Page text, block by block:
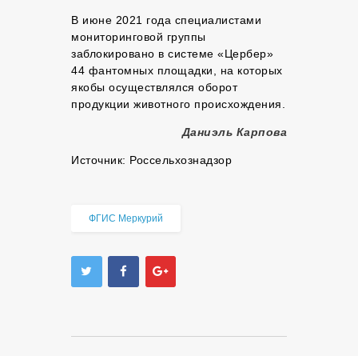
В июне 2021 года специалистами
мониторинговой группы
заблокировано в системе «Цербер»
44 фантомных площадки, на которых
якобы осуществлялся оборот
продукции животного происхождения.
Даниэль Карпова
Источник: Россельхознадзор
ФГИС Меркурий